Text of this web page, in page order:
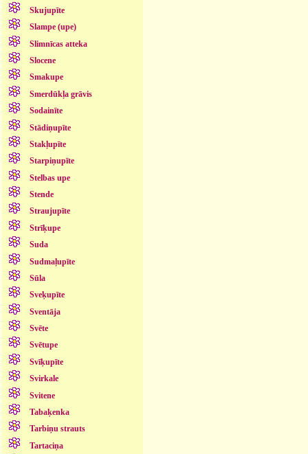
Skujupīte
Slampe (upe)
Slimnīcas atteka
Slocene
Smakupe
Smerdūkļa grāvis
Sodainīte
Stādiņupīte
Stakļupīte
Starpiņupīte
Stelbas upe
Stende
Straujupīte
Strīķupe
Suda
Sudmaļupīte
Sūla
Sveķupīte
Sventāja
Svēte
Svētupe
Svīķupīte
Svirkale
Svitene
Tabaķenka
Tarbiņu strauts
Tartaciņa